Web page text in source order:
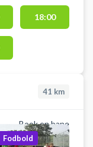
18:00
41 km
Book en bane
Fodbold